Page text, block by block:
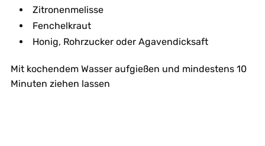
Zitronenmelisse
Fenchelkraut
Honig, Rohrzucker oder Agavendicksaft
Mit kochendem Wasser aufgießen und mindestens 10
Minuten ziehen lassen